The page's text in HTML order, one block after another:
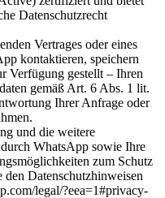
Datenschutzrecht
Vertrages oder eines
kontaktieren, speichern
Verfügung gestellt – Ihren
gemäß Art. 6 Abs. 1 lit.
Ihrer Anfrage oder
und die weitere
WhatsApp sowie Ihre
zum Schutz
den Datenschutzhinweisen
legal/?eea=1#privacy-